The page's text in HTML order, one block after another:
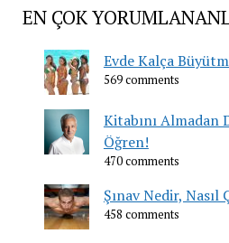
EN ÇOK
Evde Kalça
569 comments
Kitabını Almadan
Öğren!
470 comments
Şınav Nedir, Nasıl
458 comments